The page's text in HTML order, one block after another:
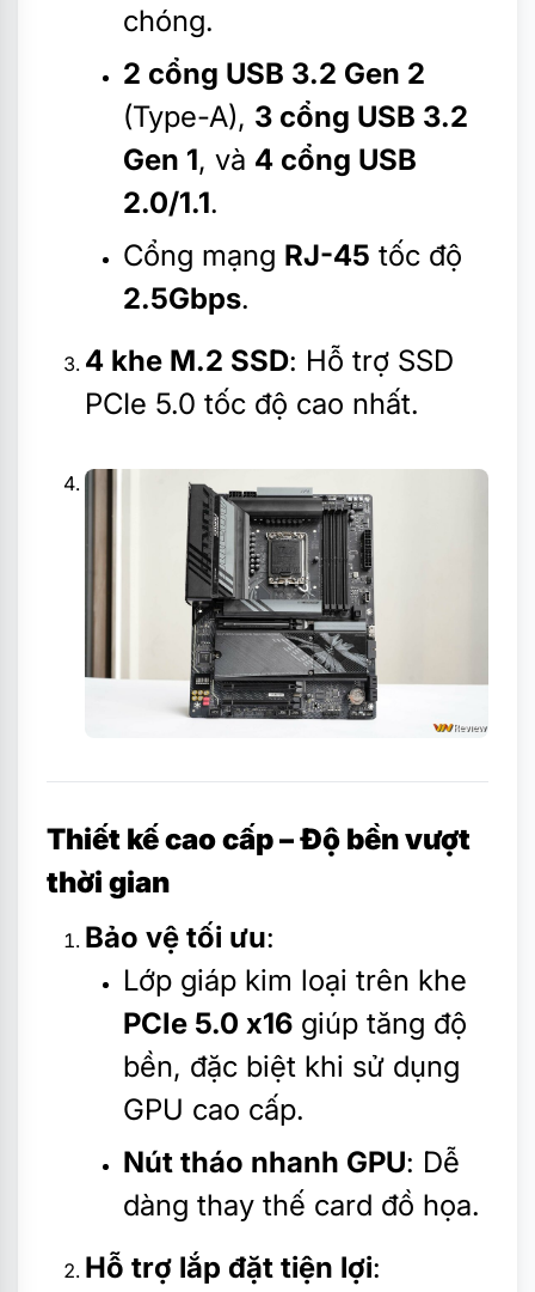
chóng.
2 cổng USB 3.2 Gen 2
(Type-A), 3 cổng USB 3.2
Gen 1, và 4 cổng USB
2.0/1.1.
Cổng mạng RJ-45 tốc độ
2.5Gbps.
4 khe M.2 SSD: Hỗ trợ SSD
PCIe 5.0 tốc độ cao nhất.
Thiết kế cao cấp – Độ bền vượt
thời gian
Bảo vệ tối ưu:
Lớp giáp kim loại trên khe
PCIe 5.0 x16 giúp tăng độ
bền, đặc biệt khi sử dụng
GPU cao cấp.
Nút tháo nhanh GPU: Dễ
dàng thay thế card đồ họa.
Hỗ trợ lắp đặt tiện lợi: